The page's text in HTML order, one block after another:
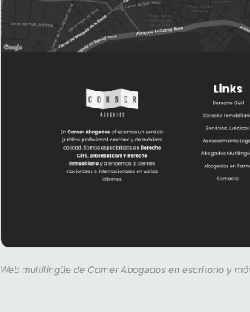
Web multilingüe de Corner Abogados en escritorio y